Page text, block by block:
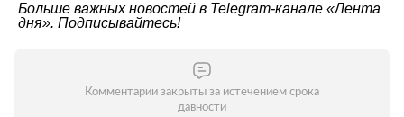
Больше важных новостей в Telegram-канале «Лента
дня». Подписывайтесь!
Комментарии закрыты за истечением срока
давности